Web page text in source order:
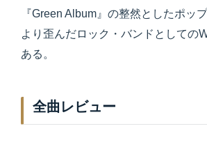
『Green Album』の整然としたポッ
より歪んだロック・バンドとしての
ある。
全曲レビュー